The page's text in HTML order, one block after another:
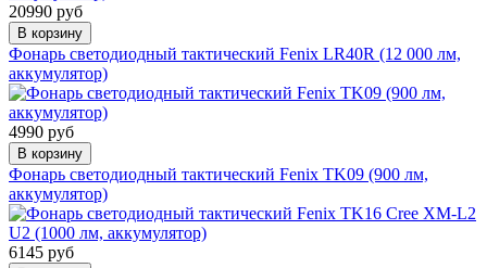
20990 руб
В корзину
Фонарь светодиодный тактический Fenix LR40R (12 000 лм,
аккумулятор)
4990 руб
В корзину
Фонарь светодиодный тактический Fenix TK09 (900 лм,
аккумулятор)
6145 руб